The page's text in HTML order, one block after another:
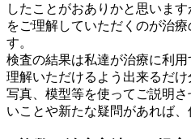
したことがおありかと思いま
をご理解していただくのが治
す。
検査の結果は私達が治療に利
理解いただけるよう出来るだけ
写真、模型等を使ってご説明
いことや新たな疑問があれば、